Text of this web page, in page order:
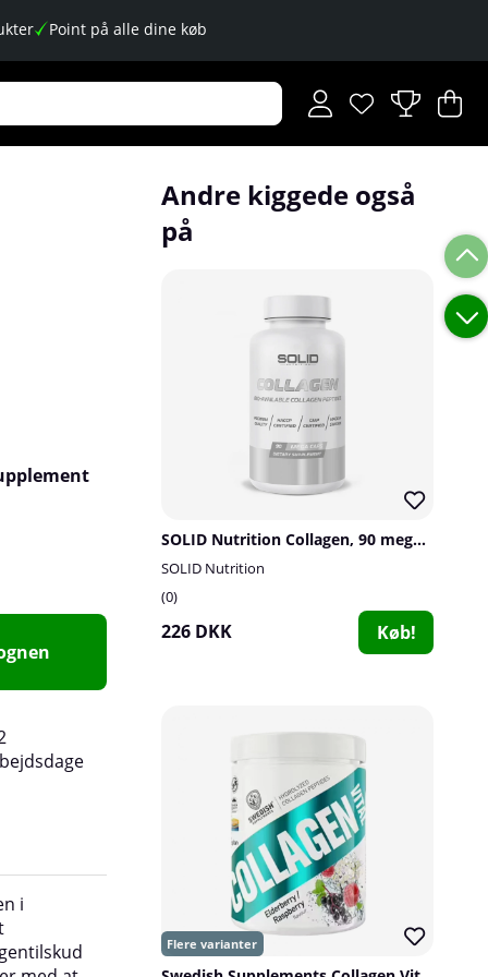
Point på alle dine køb
Ønskeliste
Antal på
.
.
Andre kiggede også
på
SOLID Nutrition Collagen, 90 mega caps
SOLID Nutrition
0
226 DKK Køb!
i
fremstilles gennem omhyggelig opsplitning af
kollagenprotein for at give peptider med den
sammensætning og molekylvægt, så de